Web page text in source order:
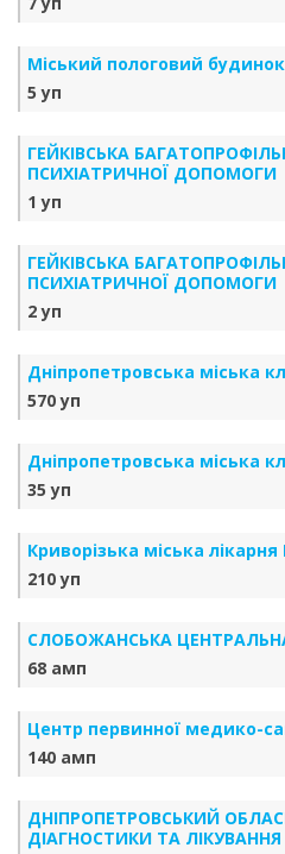
Міський пологовий
5 уп
ГЕЙКІВСЬКА
ПСИХІАТРИЧНОЇ ДОПОМОГИ
1 уп
ГЕЙКІВСЬКА
ПСИХІАТРИЧНОЇ ДОПОМОГИ
2 уп
Дніпропетровська міська
570 уп
Дніпропетровська міська
35 уп
Криворізька міська
210 уп
СЛОБОЖАНСЬКА
68 амп
Центр первинної медико-
140 амп
ДНІПРОПЕТРОВСЬКИЙ
ДІАГНОСТИКИ ТА ЛІКУВАННЯ